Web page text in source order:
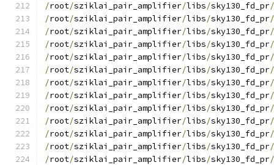
/root/sziklai_pair_amplifier/libs/sky130_fd_pr/
/root/sziklai_pair_amplifier/libs/sky130_fd_pr/
/root/sziklai_pair_amplifier/libs/sky130_fd_pr/
/root/sziklai_pair_amplifier/libs/sky130_fd_pr/
/root/sziklai_pair_amplifier/libs/sky130_fd_pr/
/root/sziklai_pair_amplifier/libs/sky130_fd_pr/
/root/sziklai_pair_amplifier/libs/sky130_fd_pr/
/root/sziklai_pair_amplifier/libs/sky130_fd_pr/
/root/sziklai_pair_amplifier/libs/sky130_fd_pr/
/root/sziklai_pair_amplifier/libs/sky130_fd_pr/
/root/sziklai_pair_amplifier/libs/sky130_fd_pr/
/root/sziklai_pair_amplifier/libs/sky130_fd_pr/
/root/sziklai_pair_amplifier/libs/sky130_fd_pr/